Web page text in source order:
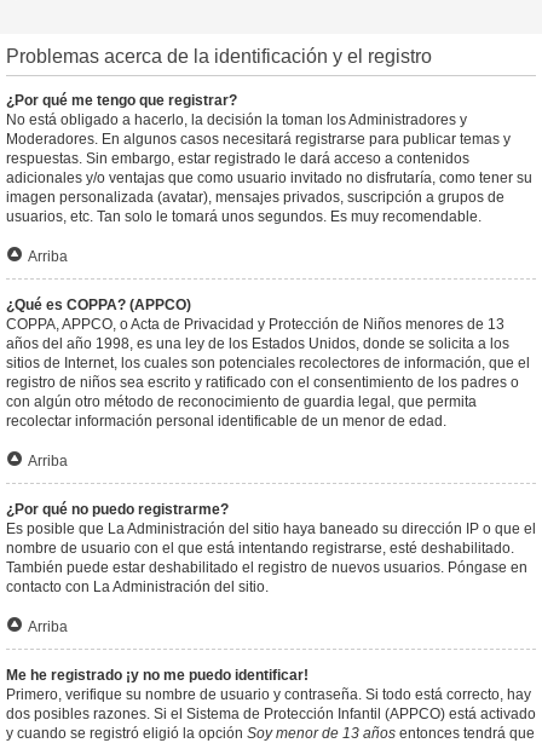
Problemas acerca de la identificación y el registro
¿Por qué me tengo que registrar?
No está obligado a hacerlo, la decisión la toman los Administradores y
Moderadores. En algunos casos necesitará registrarse para publicar temas y
respuestas. Sin embargo, estar registrado le dará acceso a contenidos
adicionales y/o ventajas que como usuario invitado no disfrutaría, como tener su
imagen personalizada (avatar), mensajes privados, suscripción a grupos de
usuarios, etc. Tan solo le tomará unos segundos. Es muy recomendable.
Arriba
¿Qué es COPPA? (APPCO)
COPPA, APPCO, o Acta de Privacidad y Protección de Niños menores de 13
años del año 1998, es una ley de los Estados Unidos, donde se solicita a los
sitios de Internet, los cuales son potenciales recolectores de información, que el
registro de niños sea escrito y ratificado con el consentimiento de los padres o
con algún otro método de reconocimiento de guardia legal, que permita
recolectar información personal identificable de un menor de edad.
Arriba
¿Por qué no puedo registrarme?
Es posible que La Administración del sitio haya baneado su dirección IP o que el
nombre de usuario con el que está intentando registrarse, esté deshabilitado.
También puede estar deshabilitado el registro de nuevos usuarios. Póngase en
contacto con La Administración del sitio.
Arriba
Me he registrado ¡y no me puedo identificar!
Primero, verifique su nombre de usuario y contraseña. Si todo está correcto, hay
dos posibles razones. Si el Sistema de Protección Infantil (APPCO) está activado
y cuando se registró eligió la opción Soy menor de 13 años entonces tendrá que